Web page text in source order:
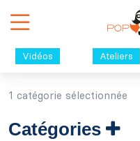
Vidéos Ateliers
1 catégorie sélectionnée
Catégories